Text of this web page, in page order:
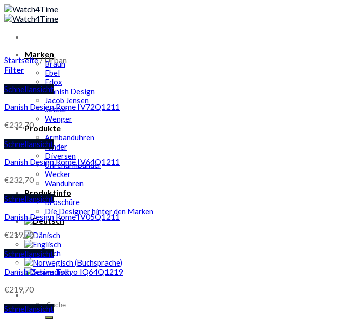
Skip
to
Marken
Braun
Ebel
Edox
Danish Design
Jacob Jensen
Sector
Wenger
Produkte
Armbanduhren
Kinder
Diversen
Uhrenarmbänder
Wecker
Wanduhren
Produktinfo
Broschüre
Die Designer hinter den Marken
Suche
nach:
Startseite/Urban
Filter
Schnellansicht
Danish Design Rome IV72Q1211
€232,70
Schnellansicht
Danish Design Rome IV64Q1211
€232,70
Schnellansicht
Danish Design Rome IV05Q1211
€219,70
Schnellansicht
Danish Design Tokyo IQ64Q1219
€219,70
Schnellansicht